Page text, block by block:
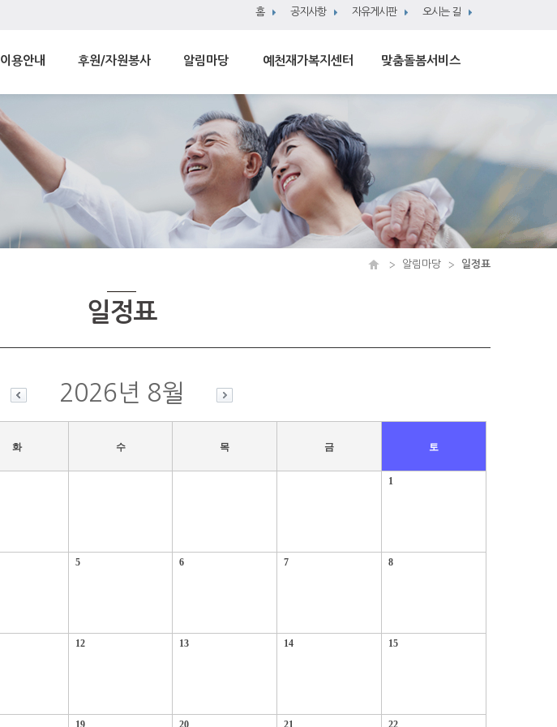
홈 공지사항 자유게시판 오시는 길
이용안내 후원/자원봉사 알림마당 예천재가복지센터 맞춤돌봄서비스
알림마당 일정표
일정표
2026년 8월
화 수 목 금 토
1
5 6 7 8
12 13 14 15
19 20 21 22